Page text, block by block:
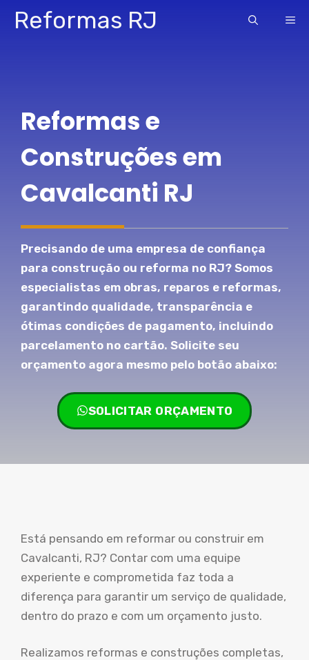
Pular
paraReformas RJ
Reformas e
Construções em
Cavalcanti RJ
Precisando de uma empresa de confiança
para construção ou reforma no RJ? Somos
especialistas em obras, reparos e reformas,
garantindo qualidade, transparência e
ótimas condições de pagamento, incluindo
parcelamento no cartão. Solicite seu
orçamento agora mesmo pelo botão abaixo:
SOLICITAR ORÇAMENTO
Está pensando em reformar ou construir em
Cavalcanti, RJ? Contar com uma equipe
experiente e comprometida faz toda a
diferença para garantir um serviço de qualidade,
dentro do prazo e com um orçamento justo.
Realizamos reformas e construções completas,